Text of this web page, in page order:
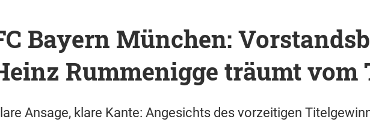
Bayern München:
Rummenigge träumt vom
Ansage, klare Kante: Angesichts des vorzeitigen